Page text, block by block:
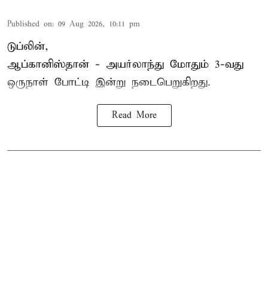
Published on: 09 Aug 2026, 10:11 pm
டுப்லின்,
ஆப்கானிஸ்தான் - அயர்லாந்து மோதும் 3-வது
ஒருநாள் போட்டி இன்று நடைபெறுகிறது.
Read More